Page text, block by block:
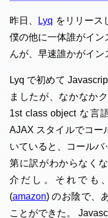
昨日、 Lyq をリリース
僕の他に一体誰がイ
んが、早速誰かがイン
Lyq で初めて
ましたが、なかなか
1st class object な言
AJAX スタイルでコー
いていると、コール
第に訳がわからなく
介だし。それでも、
(amazon) のお陰で、
ことができた。